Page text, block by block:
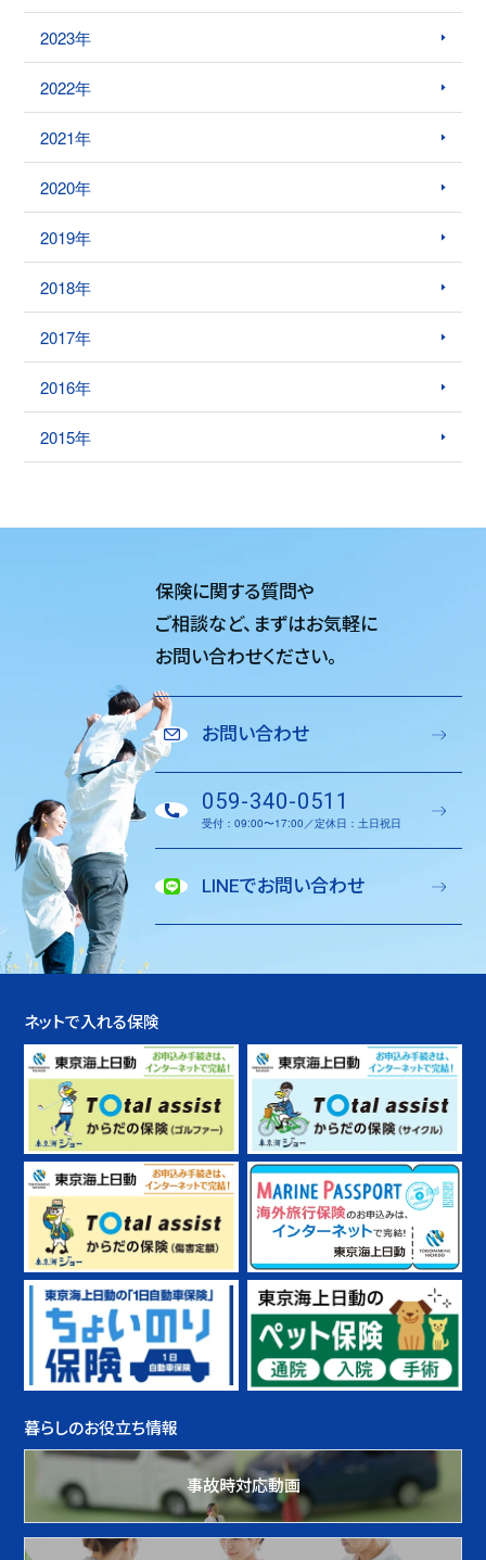
2023年
2022年
2021年
2020年
2019年
2018年
2017年
2016年
2015年
保険に関する質問や
ご相談など、 まずはお気軽に
お問い合わせください。
お問い合わせ
059-340-0511
受付：09:00〜17:00／定休日：土日祝日
LINEでお問い合わせ
ネットで入れる保険
暮らしのお役立ち情報
事故時対応動画